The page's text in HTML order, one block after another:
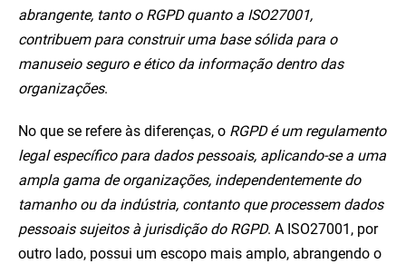
abrangente, tanto o RGPD quanto a ISO27001,
contribuem para construir uma base sólida para o
manuseio seguro e ético da informação dentro das
organizações.
No que se refere às diferenças, o RGPD é um regulamento
legal específico para dados pessoais, aplicando-se a uma
ampla gama de organizações, independentemente do
tamanho ou da indústria, contanto que processem dados
pessoais sujeitos à jurisdição do RGPD. A ISO27001, por
outro lado, possui um escopo mais amplo, abrangendo o